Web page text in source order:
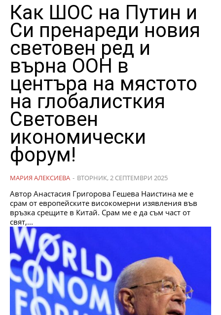
Как ШОС на Путин и
Си пренареди новия
световен ред и
върна ООН в
центъра на мястото
на глобалисткия
Световен
икономически
форум!
МАРИЯ АЛЕКСИЕВА - ВТОРНИК, 2 СЕПТЕМВРИ 2025
Автор Анастасия Григорова Гешева Наистина ме е
срам от европейските високомерни изявления във
връзка срещите в Китай. Срам ме е да съм част от
свят,...